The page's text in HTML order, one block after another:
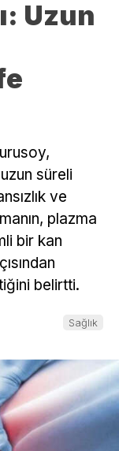
Uzun
süreli
ve
plazma
bir kan
belirtti.
Sağlık